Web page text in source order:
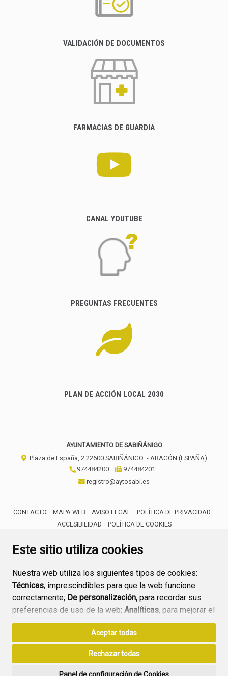
Este sitio utiliza cookies
Nuestra web utiliza los siguientes tipos de cookies:
Técnicas, imprescindibles para que la web funcione
correctamente; De personalización, para recordar sus
preferencias de uso de la web; Analíticas, para mejorar el
funcionamiento de la web y sus servicios.
Si acepta pulsando el botón“Aceptar todas”
consideramos que acepta su uso. Si pulsa el botón
Aceptar todas
Rechazar todas
VALIDACIÓN DE DOCUMENTOS
FARMACIAS DE GUARDIA
CANAL YOUTUBE
PREGUNTAS FRECUENTES
PLAN DE ACCIÓN LOCAL 2030
AYUNTAMIENTO DE SABIÑÁNIGO
Plaza de España, 2 22600 SABIÑÁNIGO - ARAGÓN (ESPAÑA)
974484200
974484201
registro@aytosabi.es
CONTACTO MAPA WEB AVISO LEGAL
POLÍTICA DE PRIVACIDAD
ACCESIBILIDAD
POLÍTICA DE COOKIES